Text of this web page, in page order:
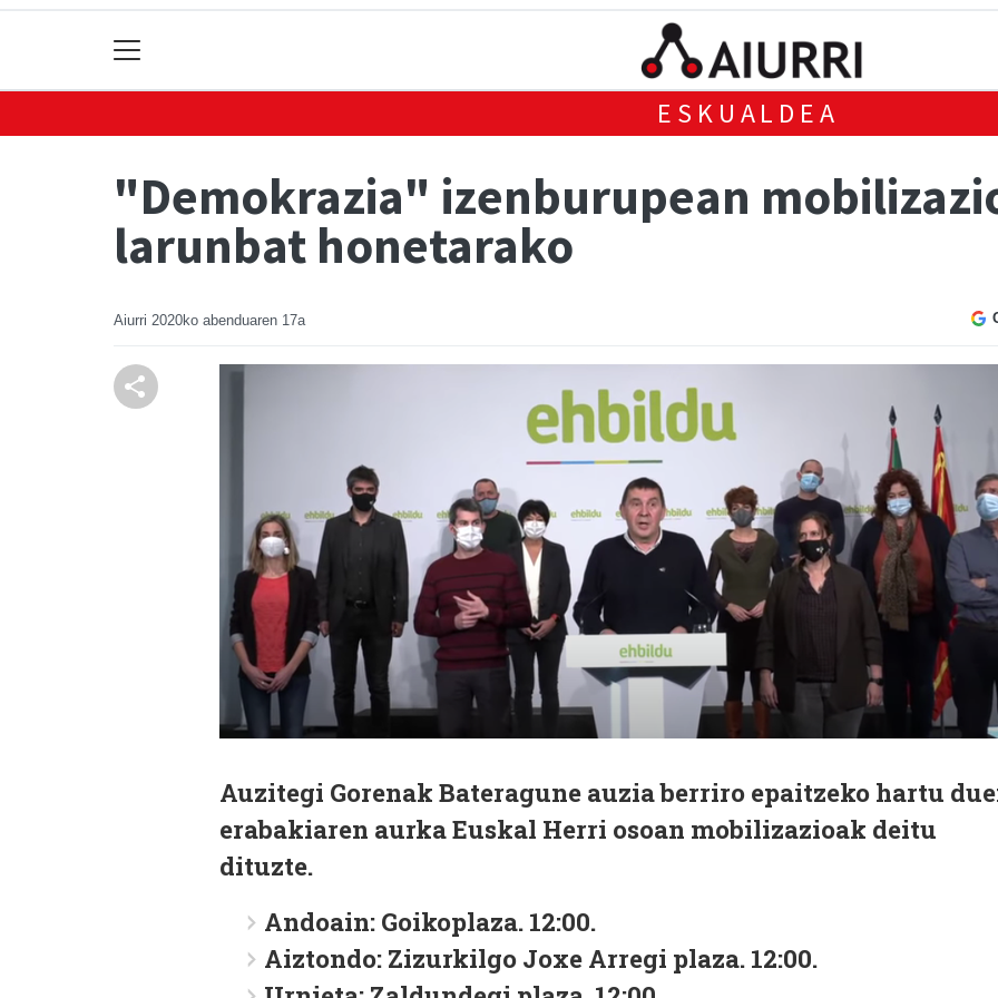
ESKUALDEA
"Demokrazia" izenburupean
larunbat honetarako
Aiurri 2020ko abenduaren 17a
Auzitegi Gorenak Bateragune auzia berriro epaitzeko hartu
erabakiaren aurka Euskal Herri osoan mobilizazioak deitu
dituzte.
Andoain: Goikoplaza. 12:00.
Aiztondo: Zizurkilgo Joxe Arregi plaza. 12:00.